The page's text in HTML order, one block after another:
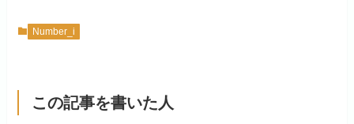
Number_i
この記事を書いた人